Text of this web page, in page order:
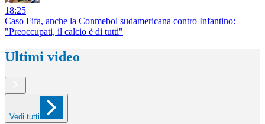
18:25
Caso Fifa, anche la Conmebol sudamericana contro Infantino:
"Preoccupati, il calcio è di tutti"
Ultimi video
Vedi tutti